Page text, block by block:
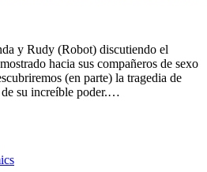
y Rudy (Robot) discutiendo el
hacia sus compañeros de sexo
(en parte) la tragedia de
su increíble poder.…